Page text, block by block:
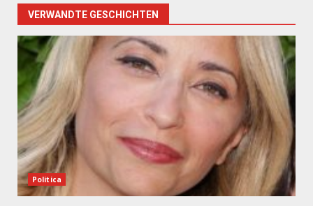
VERWANDTE GESCHICHTEN
Politica